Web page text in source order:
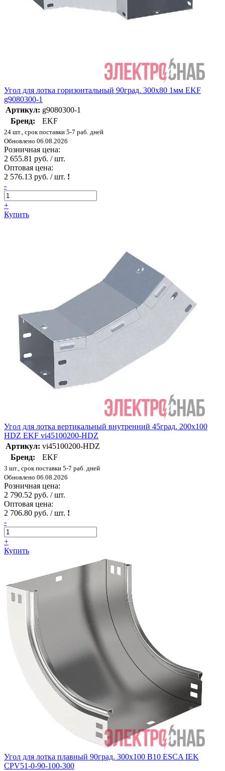
Угол для лотка горизонтальный 90град. 300х80 1мм EKF
g9080300-1
Артикул: g9080300-1
Бренд:
EKF
24 шт., срок поставки 5-7 раб. дней
Обновлено 06.08.2026
Розничная цена:
2 655.81 руб. / шт.
Оптовая цена:
2 576.13 руб. / шт. !
-
+
Купить
Угол для лотка вертикальный внутренний 45град. 200х100
HDZ EKF vi45100200-HDZ
Артикул: vi45100200-HDZ
Бренд:
EKF
3 шт., срок поставки 5-7 раб. дней
Обновлено 06.08.2026
Розничная цена:
2 790.52 руб. / шт.
Оптовая цена:
2 706.80 руб. / шт. !
-
+
Купить
Угол для лотка плавный 90град. 300х100 В10 ESCA IEK
CPV51-0-90-100-300